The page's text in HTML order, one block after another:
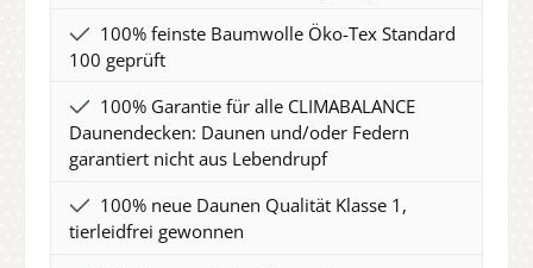
100% feinste Baumwolle Öko-Tex Standard
100 geprüft
100% Garantie für alle CLIMABALANCE
Daunendecken: Daunen und/oder Federn
garantiert nicht aus Lebendrupf
100% neue Daunen Qualität Klasse 1,
tierleidfrei gewonnen